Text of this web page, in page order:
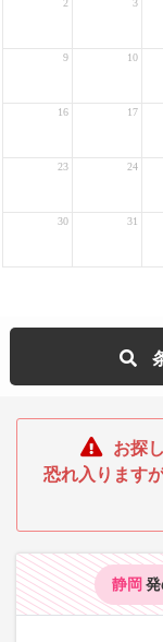
2 3
9 10
16 17
23 24
30 31
お探
恐れ入ります
静岡